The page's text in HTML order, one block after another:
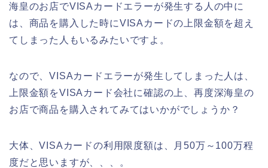
海皇のお店でVISAカードエラーが発生する人の中に
は、商品を購入した時にVISAカードの上限金額を超え
てしまった人もいるみたいですよ。
なので、VISAカードエラーが発生してしまった人は、
上限金額をVISAカード会社に確認の上、再度深海皇の
お店で商品を購入されてみてはいかがでしょうか？
大体、VISAカードの利用限度額は、月50万～100万程
度だと思いますが、、、。